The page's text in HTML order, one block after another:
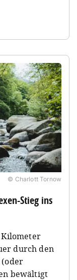
© Charlott Tornow
Stieg ins
Kilometer
durch den
(oder
bewältigt